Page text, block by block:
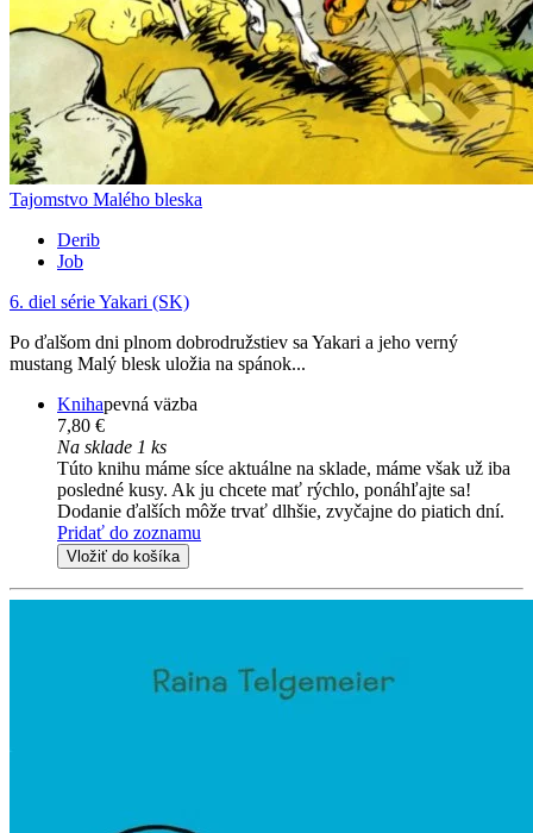
Tajomstvo Malého bleska
Derib
Job
6. diel sérieYakari (SK)
Po ďalšom dni plnom dobrodružstiev sa Yakari a jeho verný
mustang Malý blesk uložia na spánok...
Knihapevná väzba
7,80 €
Na sklade 1 ks
Túto knihu máme síce aktuálne na sklade, máme však už iba
posledné kusy. Ak ju chcete mať rýchlo, ponáhľajte sa!
Dodanie ďalších môže trvať dlhšie, zvyčajne do piatich dní.
Pridať do zoznamu
Vložiť do košíka